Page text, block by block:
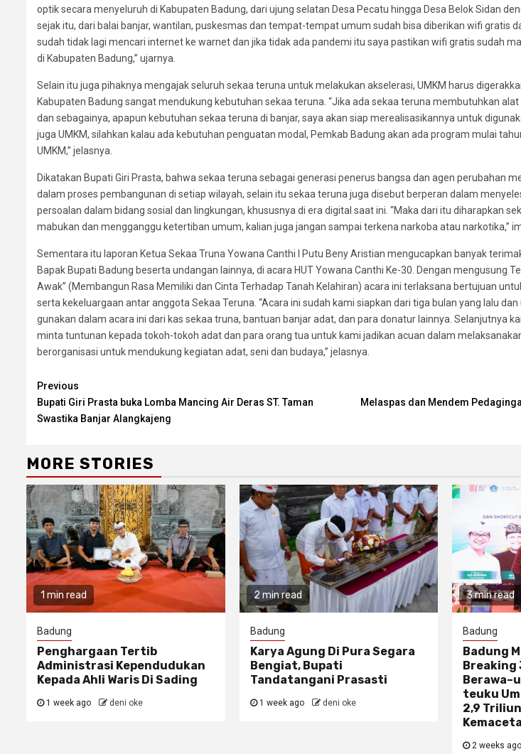
optik secara menyeluruh di Kabupaten Badung, dari ujung selatan Desa Pecatu hingga Desa Belok Sidan
sejak itu, dari balai banjar, wantilan, puskesmas dan tempat-tempat umum sudah bisa diberikan wifi gratis
sudah tidak lagi mencari internet ke warnet dan jika tidak ada pandemi itu saya pastikan wifi gratis sudah
di Kabupaten Badung,” ujarnya.
Selain itu juga pihaknya mengajak seluruh sekaa teruna untuk melakukan akselerasi, UMKM harus
Kabupaten Badung sangat mendukung kebutuhan sekaa teruna. “Jika ada sekaa teruna membutuhkan
dan sebagainya, apapun kebutuhan sekaa teruna di banjar, saya akan siap merealisasikannya untuk
juga UMKM, silahkan kalau ada kebutuhan penguatan modal, Pemkab Badung akan ada program mulai
UMKM,” jelasnya.
Dikatakan Bupati Giri Prasta, bahwa sekaa teruna sebagai generasi penerus bangsa dan agen perubahan
dalam proses pembangunan di setiap wilayah, selain itu sekaa teruna juga disebut berperan dalam
persoalan dalam bidang sosial dan lingkungan, khususnya di era digital saat ini. “Maka dari itu diharapkan
mabukan dan mengganggu ketertiban umum, kalian juga jangan sampai terkena narkoba atau narkotika,”
Sementara itu laporan Ketua Sekaa Truna Yowana Canthi I Putu Beny Aristian mengucapkan banyak
Bapak Bupati Badung beserta undangan lainnya, di acara HUT Yowana Canthi Ke-30. Dengan mengusung
Awak” (Membangun Rasa Memiliki dan Cinta Terhadap Tanah Kelahiran) acara ini terlaksana bertujuan
serta kekeluargaan antar anggota Sekaa Teruna. “Acara ini sudah kami siapkan dari tiga bulan yang lalu
gunakan dalam acara ini dari kas sekaa truna, bantuan banjar adat, dan para donatur lainnya. Selanjutnya
minta tuntunan kepada tokoh-tokoh adat dan para orang tua untuk kami jadikan acuan dalam
berorganisasi untuk mendukung kegiatan adat, seni dan budaya,” jelasnya.
Continue
Reading
Previous
Bupati Giri Prasta buka Lomba Mancing Air Deras ST. Taman
Swastika Banjar Alangkajeng
Melaspas dan Mendem
MORE STORIES
1 min read
Badung
Penghargaan Tertib
Administrasi Kependudukan
Kepada Ahli Waris Di Sading
1 week ago deni oke
2 min read
Badung
Karya Agung Di Pura Segara
Bengiat, Bupati
Tandatangani Prasasti
1 week ago deni oke
3 min read
Badung
Badung
teuku
2,9
2 weeks ago